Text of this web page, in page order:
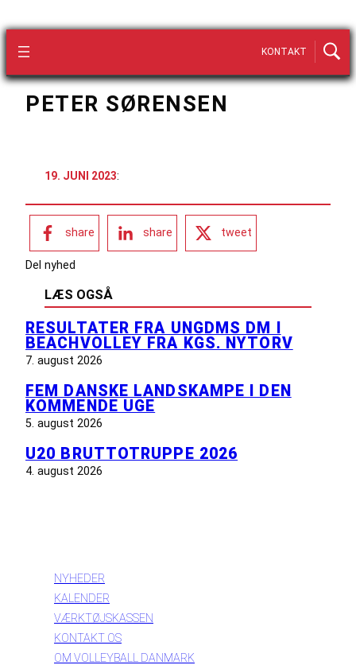
KONTAKT
PETER SØRENSEN
19. JUNI 2023:
share share tweet
Del nyhed
LÆS OGSÅ
RESULTATER FRA UNGDMS DM I
BEACHVOLLEY FRA KGS. NYTORV
7. august 2026
FEM DANSKE LANDSKAMPE I DEN
KOMMENDE UGE
5. august 2026
U20 BRUTTOTRUPPE 2026
4. august 2026
NYHEDER
KALENDER
VÆRKTØJSKASSEN
KONTAKT OS
OM VOLLEYBALL DANMARK